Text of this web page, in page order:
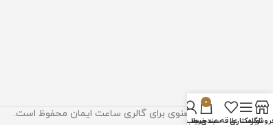
تمام حقوق مادی و معنوی برای گالری ساعت ایمان محفوظ است.
نوار کناری
لیست علاقه مندی ها
0
سبد خریدحساب من